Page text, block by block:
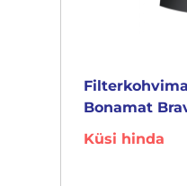
Bonamat
Küsi hinda